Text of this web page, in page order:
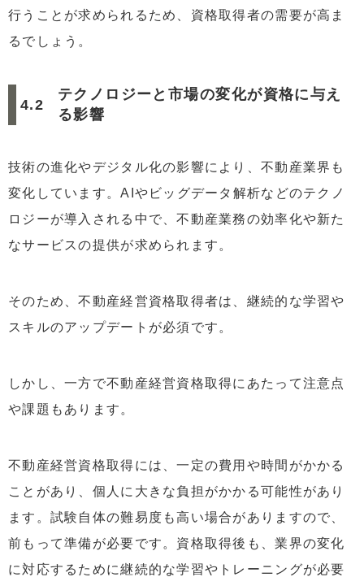
行うことが求められるため、資格取得者の需要が高ま
るでしょう。
テクノロジーと市場の変化が資格に与え
る影響
技術の進化やデジタル化の影響により、不動産業界も
変化しています。AIやビッグデータ解析などのテクノ
ロジーが導入される中で、不動産業務の効率化や新た
なサービスの提供が求められます。
そのため、不動産経営資格取得者は、継続的な学習や
スキルのアップデートが必須です。
しかし、一方で不動産経営資格取得にあたって注意点
や課題もあります。
不動産経営資格取得には、一定の費用や時間がかかる
ことがあり、個人に大きな負担がかかる可能性があり
ます。試験自体の難易度も高い場合がありますので、
前もって準備が必要です。資格取得後も、業界の変化
に対応するために継続的な学習やトレーニングが必要